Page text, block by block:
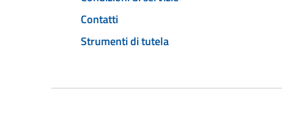
Contatti
Strumenti di tutela